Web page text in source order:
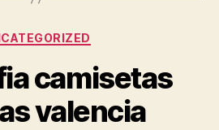
Categorías
camisetas
valencia